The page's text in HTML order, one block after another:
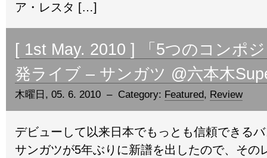
ア・レスタ […]
[ 1st May. 2010 ] 「5つのコンポ
発ライブ – サンガツ @六本木
木曜日, 05. 6. 2010 – Category: Featured, Review
デビューして以来日本でもっとも信頼できる
サンガツが5年ぶりに新譜を出したので、その